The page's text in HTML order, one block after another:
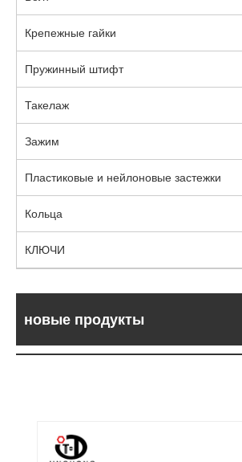
Крепежные гайки
Пружинный штифт
Такелаж
Зажим
Пластиковые и нейлоновые застежки
Кольца
КЛЮЧИ
новые продукты